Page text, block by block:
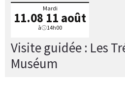
Visite guidée : Les
Muséum
Mardi
11.08 11 août
à 14h00